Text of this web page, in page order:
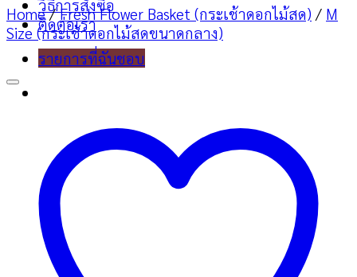
วิธีการสั่งซื้อ
ติดต่อเรา
รายการที่ฉันชอบ
Home / Fresh Flower Basket (กระเช้าดอกไม้สด) / M
Size (กระเช้าดอกไม้สดขนาดกลาง)